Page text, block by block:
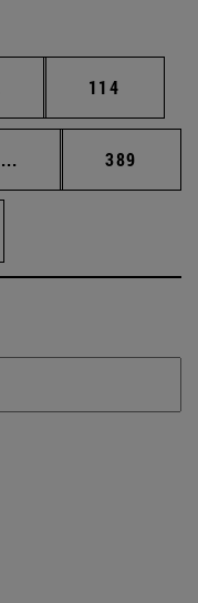
Páginas intermedias
Página
114
... Páginas intermedias
Página
389